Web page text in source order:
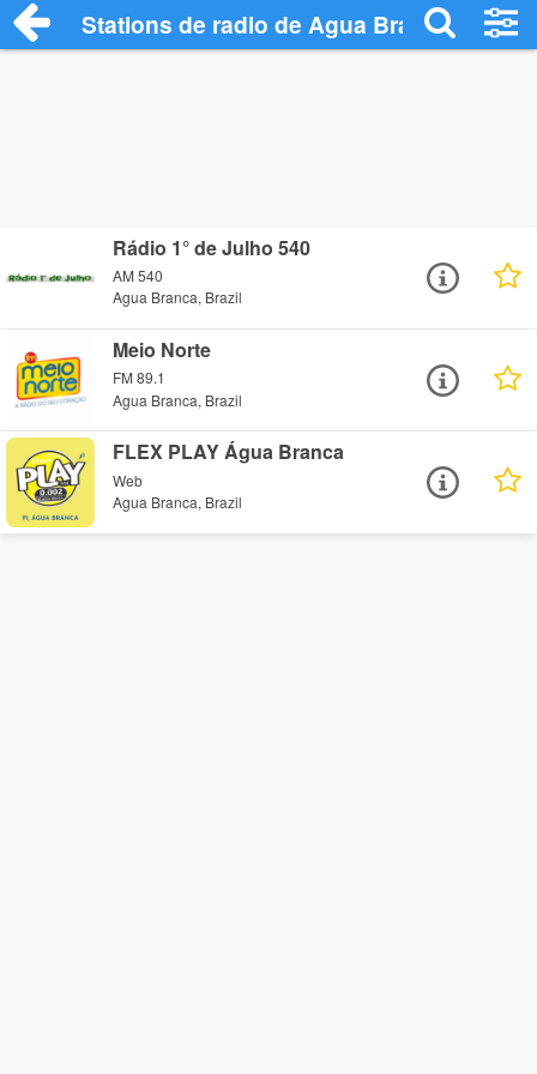
Stations de radio de Agua Branca
Rádio 1° de Julho 540
AM 540
Agua Branca, Brazil
Meio Norte
FM 89.1
Agua Branca, Brazil
FLEX PLAY Água Branca
Web
Agua Branca, Brazil